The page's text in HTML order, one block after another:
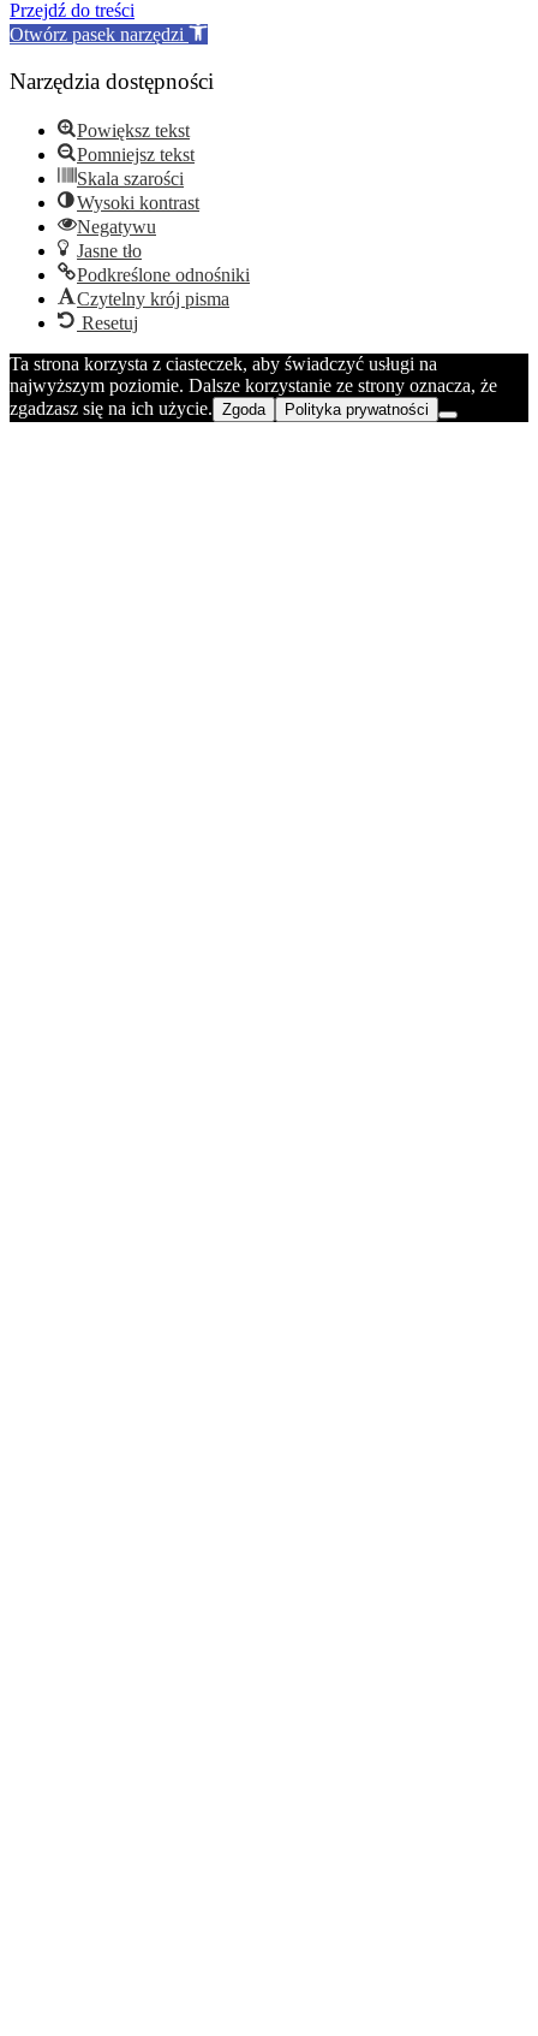
to
top
Przejdź do treści
Otwórz pasek narzędzi
Narzędzia dostępności
Powiększ tekst
Pomniejsz tekst
Skala szarości
Wysoki kontrast
Negatywu
Jasne tło
Podkreślone odnośniki
Czytelny krój pisma
Resetuj
Ta strona korzysta z ciasteczek, aby świadczyć usługi na
najwyższym poziomie. Dalsze korzystanie ze strony oznacza, że
zgadzasz się na ich użycie. Zgoda Polityka prywatności